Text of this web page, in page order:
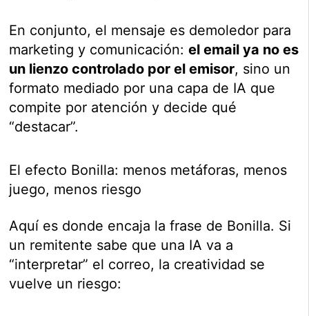
En conjunto, el mensaje es demoledor para
marketing y comunicación:el email ya no es
un lienzo controlado por el emisor, sino un
formato mediado por una capa de IA que
compite por atención y decide qué
“destacar”.
El efecto Bonilla: menos metáforas, menos
juego, menos riesgo
Aquí es donde encaja la frase de Bonilla. Si
un remitente sabe que una IA va a
“interpretar” el correo, la creatividad se
vuelve un riesgo: